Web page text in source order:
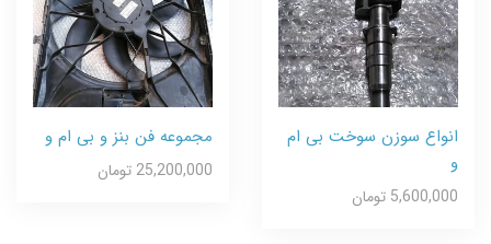
انواع سوزن سوخت بی ام
و
5,600,000 تومان
مجموعه فن بنز و بی ام و
25,200,000 تومان